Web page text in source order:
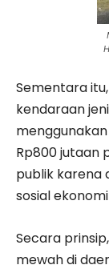
Sementara
kendaraan
Rp800 jutaan
publik karena
sosial
Secara
mewah di